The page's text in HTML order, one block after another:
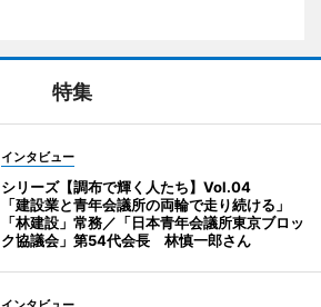
特集
インタビュー
シリーズ【調布で輝く人たち】Vol.04
「建設業と青年会議所の両輪で走り続ける」
「林建設」常務／「日本青年会議所東京ブロッ
ク協議会」第54代会長 林慎一郎さん